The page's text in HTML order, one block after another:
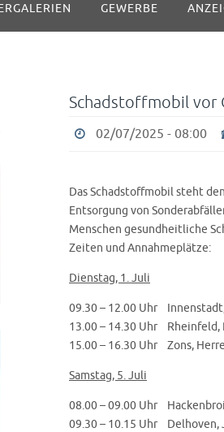
GEWERBE
Schadstoffmobil vor
02/07/2025 - 08:00
Das Schadstoffmobil steht
Entsorgung von
Menschen gesundheitliche
Zeiten und Annahmeplätze:
Dienstag, 1. Juli
09.30 – 12.00 Uhr
13.00 – 14.30 Uhr Rheinfeld,
15.00 – 16.30 Uhr Zons,
Samstag, 5. Juli
08.00 – 09.00 Uhr
09.30 – 10.15 Uhr Delhoven,